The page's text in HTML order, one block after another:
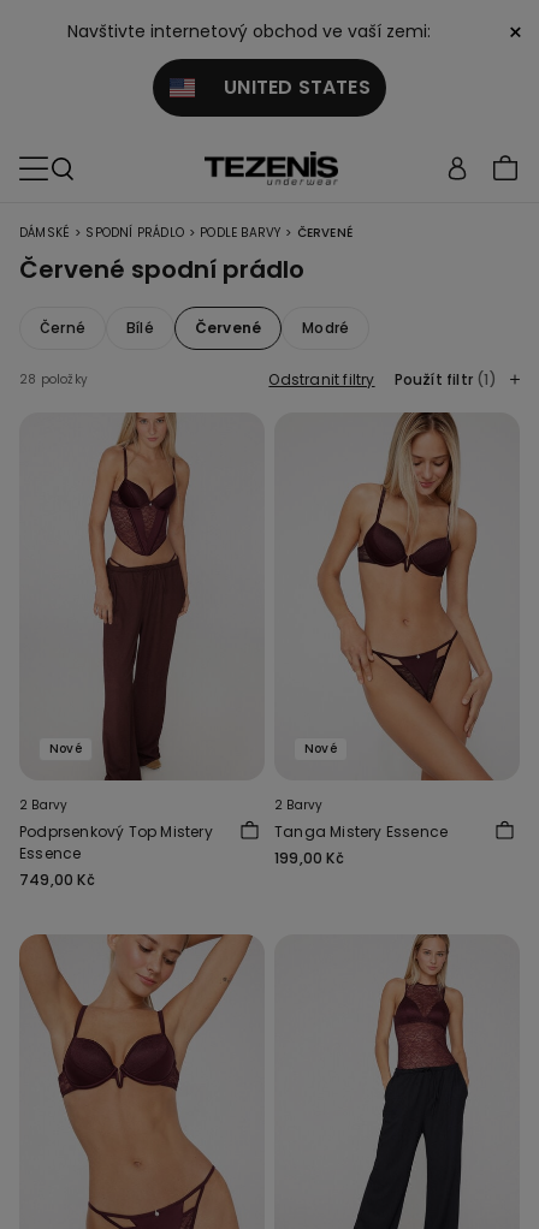
Navštivte internetový obchod ve vaší zemi:
UNITED STATES
×
DÁMSKÉ > SPODNÍ PRÁDLO > PODLE BARVY > ČERVENÉ
Červené spodní prádlo
Černé Bílé Červené Modré
28 položky Odstranit filtry Použít filtr (1)
Nové
2 Barvy
Podprsenkový Top Mistery
Essence
749,00 Kč
Nové
2 Barvy
Tanga Mistery Essence
199,00 Kč